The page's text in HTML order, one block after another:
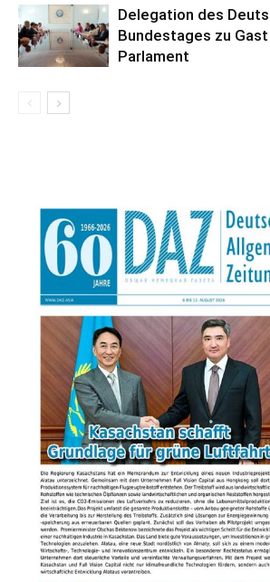
Delegation des
Bundestages zu
Parlament